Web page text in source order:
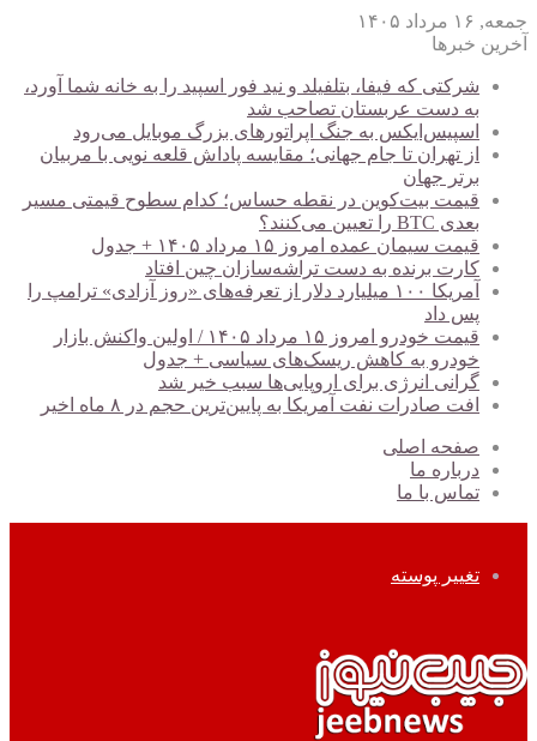
جمعه, ۱۶ مرداد ۱۴۰۵
آخرین خبرها
شرکتی که فیفا، بتلفیلد و نید فور اسپید را به خانه شما آورد،
به دست عربستان تصاحب شد
اسپیس‌ایکس به جنگ اپراتورهای بزرگ موبایل می‌رود
از تهران تا جام جهانی؛ مقایسه پاداش قلعه نویی با مربیان
برتر جهان
قیمت بیت‌کوین در نقطه حساس؛ کدام سطوح قیمتی مسیر
بعدی BTC را تعیین می‌کنند؟
قیمت سیمان عمده امروز ۱۵ مرداد ۱۴۰۵ + جدول
کارت برنده به دست تراشه‌سازان چین افتاد
آمریکا ۱۰۰ میلیارد دلار از تعرفه‌های «روز آزادی» ترامپ را
پس داد
قیمت خودرو امروز ۱۵ مرداد ۱۴۰۵ / اولین واکنش بازار
خودرو به کاهش ریسک‌های سیاسی + جدول
گرانی انرژی برای اروپایی‌ها سبب خیر شد
افت صادرات نفت آمریکا به پایین‌ترین حجم در ۸ ماه اخیر
صفحه اصلی
درباره ما
تماس با ما
تغییر پوسته